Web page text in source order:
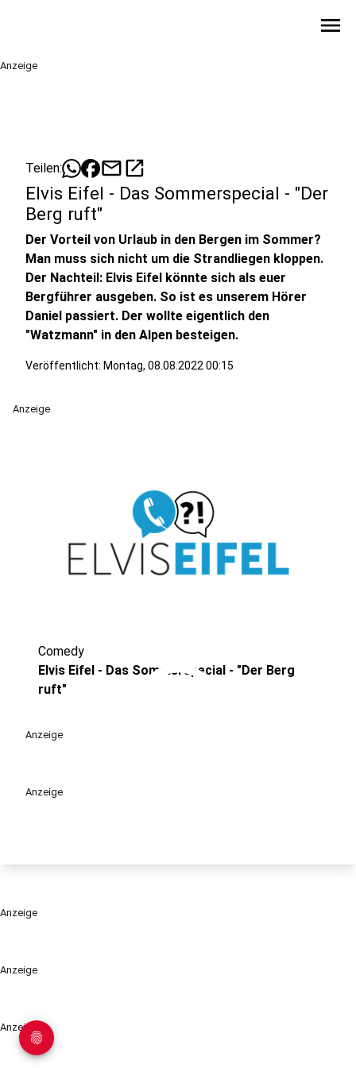
menu
Anzeige
Anzeige
Anzeige
Teilen: mailopen_in_new
Elvis Eifel - Das Sommerspecial - "Der
Berg ruft"
Der Vorteil von Urlaub in den Bergen im Sommer?
Man muss sich nicht um die Strandliegen kloppen.
Der Nachteil: Elvis Eifel könnte sich als euer
Bergführer ausgeben. So ist es unserem Hörer
Daniel passiert. Der wollte eigentlich den
"Watzmann" in den Alpen besteigen.
Veröffentlicht: Montag, 08.08.2022 00:15
Anzeige
play_circle
Comedy
Elvis Eifel - Das Sommerspecial - "Der Berg
ruft"
Anzeige
Anzeige
Anzeige